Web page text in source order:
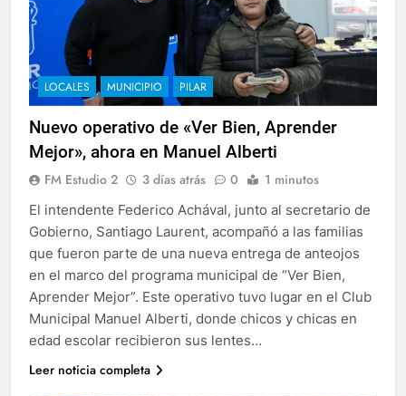
LOCALES MUNICIPIO PILAR
Nuevo operativo de «Ver Bien, Aprender
Mejor», ahora en Manuel Alberti
FM Estudio 2 3 días atrás 0 1 minutos
El intendente Federico Achával, junto al secretario de
Gobierno, Santiago Laurent, acompañó a las familias
que fueron parte de una nueva entrega de anteojos
en el marco del programa municipal de “Ver Bien,
Aprender Mejor”. Este operativo tuvo lugar en el Club
Municipal Manuel Alberti, donde chicos y chicas en
edad escolar recibieron sus lentes…
Leer noticia completa